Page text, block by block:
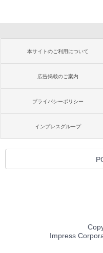
本サイトのご利用について
広告掲載のご案内
プライバシーポリシー
インプレスグループ
Impress